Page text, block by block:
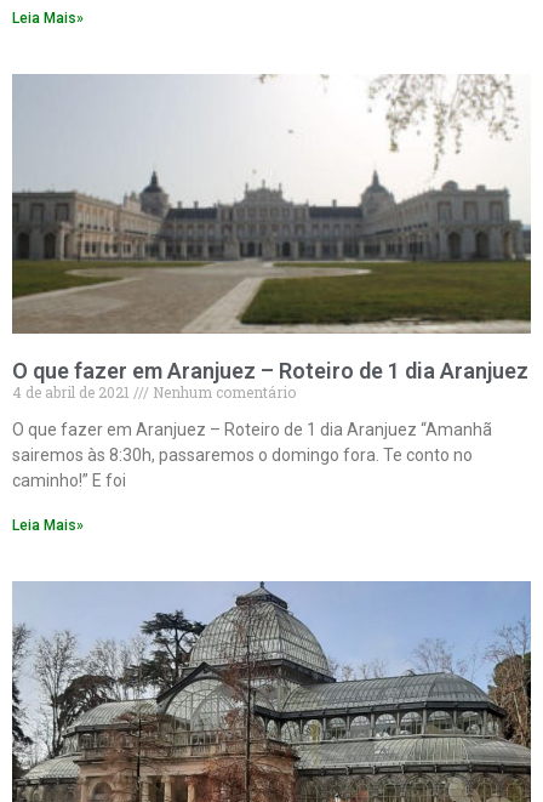
Leia Mais»
O que fazer em Aranjuez – Roteiro de 1 dia Aranjuez
4 de abril de 2021
Nenhum comentário
O que fazer em Aranjuez – Roteiro de 1 dia Aranjuez “Amanhã
sairemos às 8:30h, passaremos o domingo fora. Te conto no
caminho!” E foi
Leia Mais»